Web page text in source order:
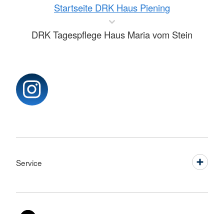
Startseite DRK Haus Piening
DRK Tagespflege Haus Maria vom Stein
Service
Sprache wechseln zu